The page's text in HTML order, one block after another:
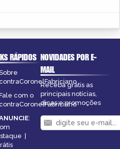
RÁPIDOS
com o
:
|
NOVIDADES POR E-
MAIL
Receba grátis as
principais notícias,
dicas e promoções